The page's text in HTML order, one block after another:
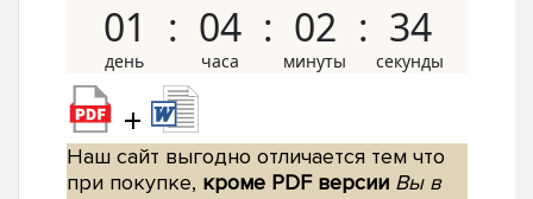
01 04 02 33
+
Наш сайт выгодно отличается тем что
при покупке, кроме PDF версии Вы в